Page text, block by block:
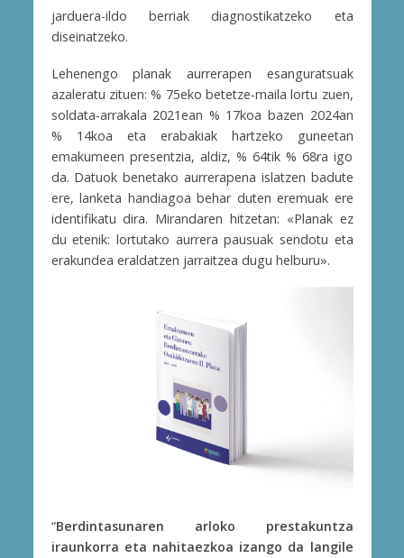
jarduera-ildo berriak diagnostikatzeko eta
diseinatzeko.
Lehenengo planak aurrerapen esanguratsuak
azaleratu zituen: % 75eko betetze-maila lortu zuen,
soldata-arrakala 2021ean % 17koa bazen 2024an
% 14koa eta erabakiak hartzeko guneetan
emakumeen presentzia, aldiz, % 64tik % 68ra igo
da. Datuok benetako aurrerapena islatzen badute
ere, lanketa handiagoa behar duten eremuak ere
identifikatu dira. Mirandaren hitzetan: «Planak ez
du etenik: lortutako aurrera pausuak sendotu eta
erakundea eraldatzen jarraitzea dugu helburu».
“Berdintasunaren arloko prestakuntza
iraunkorra eta nahitaezkoa izango da langile